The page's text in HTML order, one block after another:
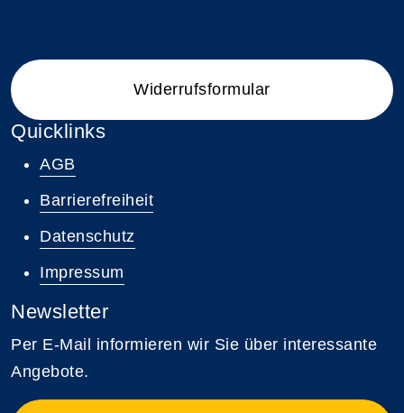
Widerrufsformular
Quicklinks
AGB
Barrierefreiheit
Datenschutz
Impressum
Newsletter
Per E-Mail informieren wir Sie über interessante
Angebote.